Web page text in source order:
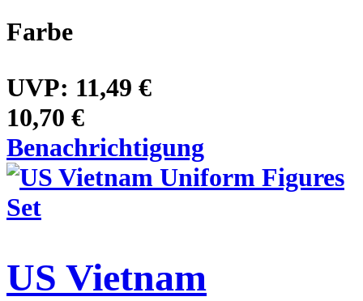
Farbe
UVP: 11,49 €
10,70 €
Benachrichtigung
US Vietnam